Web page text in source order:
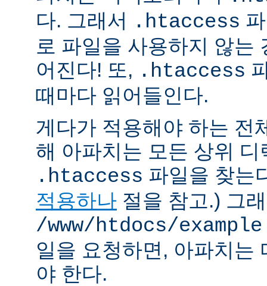
다. 그래서 .htaccess
로 파일을 사용하지 않는
어진다! 또, .htaccess
때마다 읽어들인다.
게다가 적용해야 하는 전
해 아파치는 모든 상위 디
.htaccess 파일을 찾는
적용하나 절을 참고.) 그
/www/htdocs/example
일을 요청하면, 아파치는
야 한다.